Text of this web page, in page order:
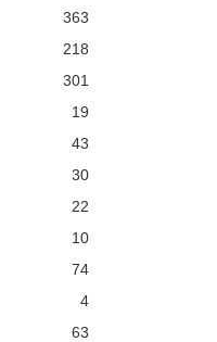
363
218
301
19
43
30
22
10
74
4
63